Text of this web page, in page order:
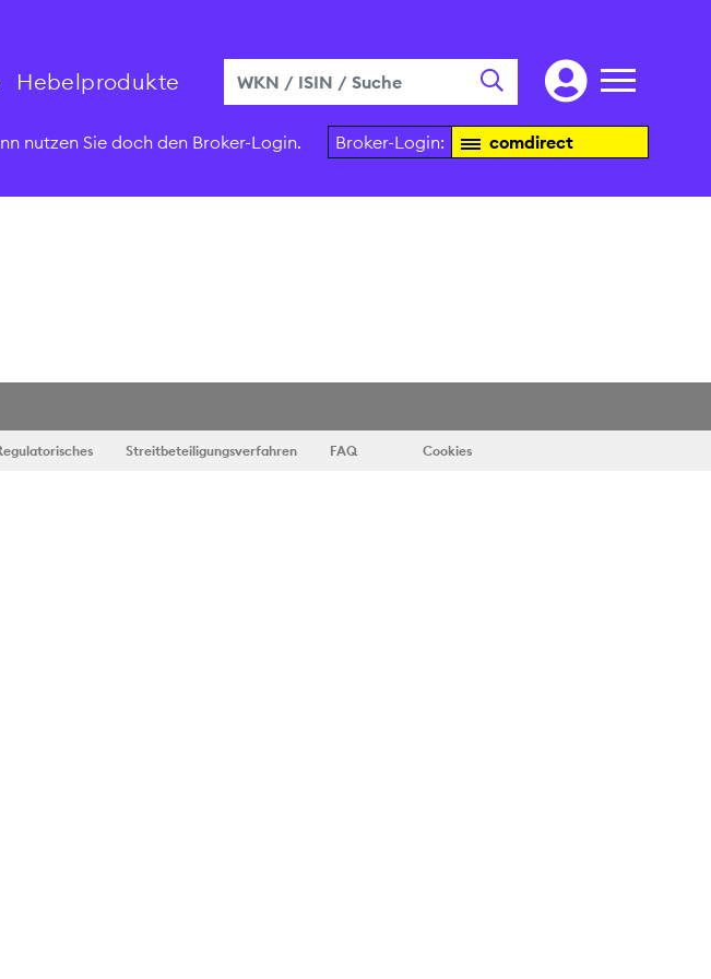
Hebelprodukte
nutzen Sie doch den Broker-Login. Broker-Login: comdirect
Streitbeteiligungsverfahren FAQ Cookies